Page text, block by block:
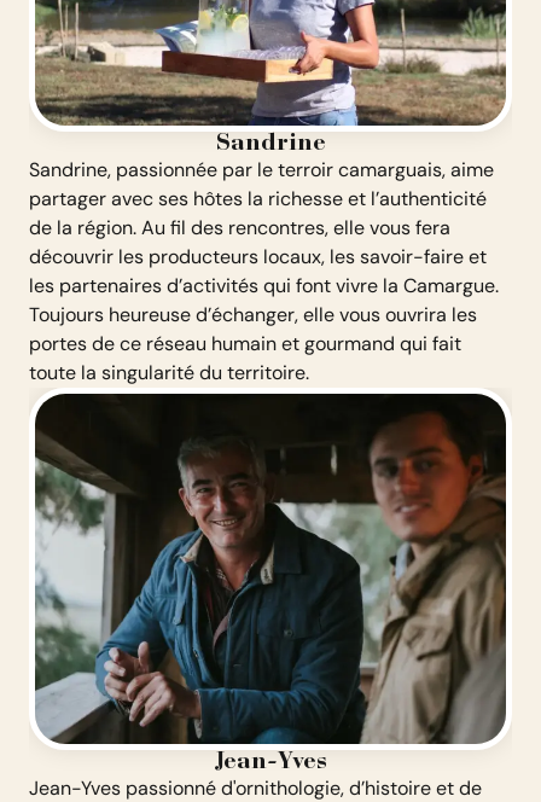
Sandrine
Sandrine, passionnée par le terroir camarguais, aime
partager avec ses hôtes la richesse et l’authenticité
de la région. Au fil des rencontres, elle vous fera
découvrir les producteurs locaux, les savoir-faire et
les partenaires d’activités qui font vivre la Camargue.
Toujours heureuse d’échanger, elle vous ouvrira les
portes de ce réseau humain et gourmand qui fait
toute la singularité du territoire.
Jean-Yves
Jean-Yves passionné d'ornithologie, d’histoire et de